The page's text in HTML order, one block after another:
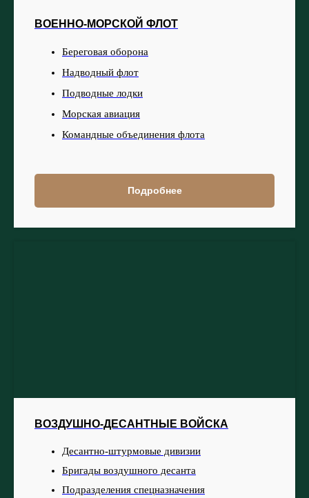
ВОЕННО-МОРСКОЙ ФЛОТ
Береговая оборона
Надводный флот
Подводные лодки
Морская авиация
Командные объединения флота
Подробнее
ВОЗДУШНО-ДЕСАНТНЫЕ ВОЙСКА
Десантно-штурмовые дивизии
Бригады воздушного десанта
Подразделения спецназначения